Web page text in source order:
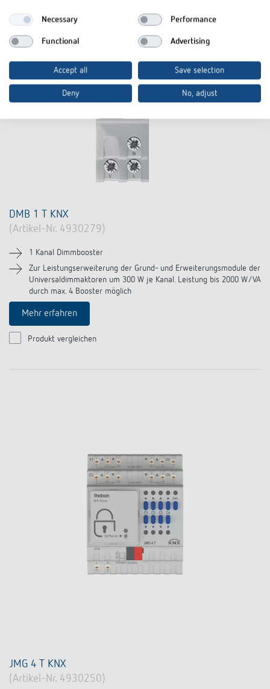
DMB 1 T KNX
(Artikel-Nr. 4930279)
1 Kanal Dimmbooster
Zur Leistungserweiterung der Grund- und Erweiterungsmodule der
Universaldimmaktoren um 300 W je Kanal. Leistung bis 2000 W/VA
durch max. 4 Booster möglich
Mehr erfahren
Produkt vergleichen
JMG 4 T KNX
(Artikel-Nr. 4930250)
Necessary Performance
Functional Advertising
Accept all Save selection
Deny No, adjust